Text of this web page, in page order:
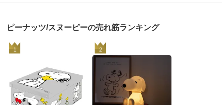
ピーナッツ/スヌーピーの売れ筋ランキング
1 2